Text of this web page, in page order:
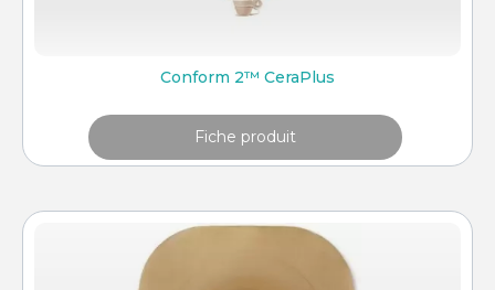
Conform 2™ CeraPlus
Fiche produit